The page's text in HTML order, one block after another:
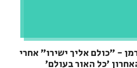
- "כולם אליך ישירו" אחרי
'כל האור בעולם'